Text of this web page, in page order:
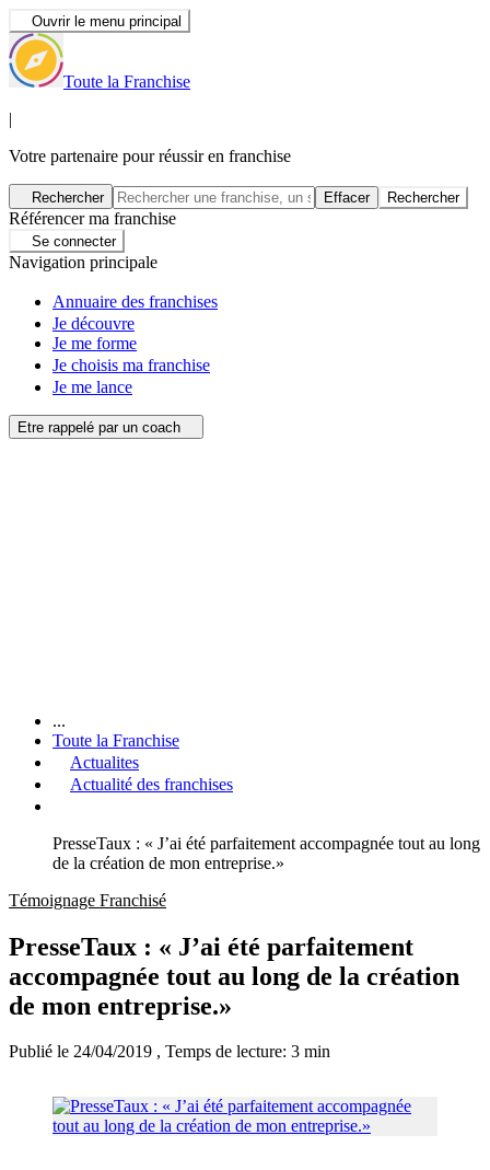
Ouvrir le menu principal
Toute la Franchise
|
Votre partenaire pour réussir en franchise
Rechercher Effacer Rechercher
Référencer ma franchise
Se connecter
Navigation principale
Annuaire des franchises
Je découvre
Je me forme
Je choisis ma franchise
Je me lance
Etre rappelé par un coach
...
Toute la Franchise
Actualites
Actualité des franchises
PresseTaux : « J’ai été parfaitement accompagnée tout au long
de la création de mon entreprise.»
Témoignage Franchisé
PresseTaux : « J’ai été parfaitement
accompagnée tout au long de la création
de mon entreprise.»
Publié le 24/04/2019 , Temps de lecture: 3 min